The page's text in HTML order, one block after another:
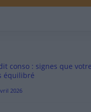
conso : signes que
équilibré
2026